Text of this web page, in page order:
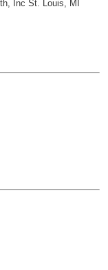
Inc St. Louis, MI